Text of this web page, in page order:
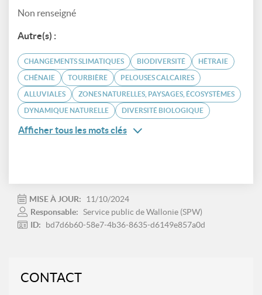
Non renseigné
Autre(s) :
CHANGEMENTS SLIMATIQUES BIODIVERSITÉ HÊTRAIE
CHÊNAIE TOURBIÈRE PELOUSES CALCAIRES
ALLUVIALES ZONES NATURELLES, PAYSAGES, ÉCOSYSTÈMES
DYNAMIQUE NATURELLE DIVERSITÉ BIOLOGIQUE
Afficher tous les mots clés
MISE À JOUR:
11/10/2024
Responsable: Service public de Wallonie (SPW)
ID:
bd7d6b60-58e7-4b36-8635-d6149e857a0d
CONTACT